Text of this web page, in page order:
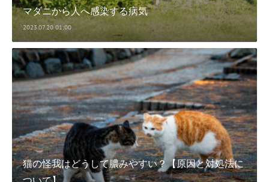
マダニから人へ感染する病気
2023.07.20 01:00
猫の怪我はどうして膿みやすい？【原因と対処法に